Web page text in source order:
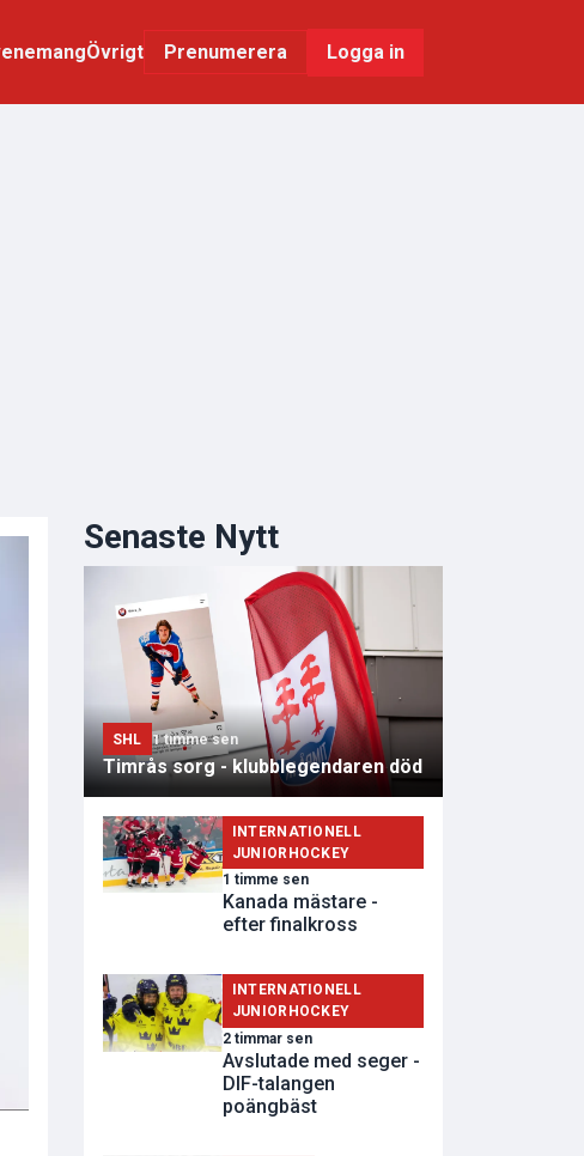
Övrigt Prenumerera Logga in
Senaste Nytt
SHL 1 timme sen
Timrås sorg - klubblegendaren död
INTERNATIONELL
JUNIORHOCKEY
1 timme sen
Kanada mästare -
efter finalkross
INTERNATIONELL
JUNIORHOCKEY
2 timmar sen
Avslutade med seger -
DIF-talangen
poängbäst